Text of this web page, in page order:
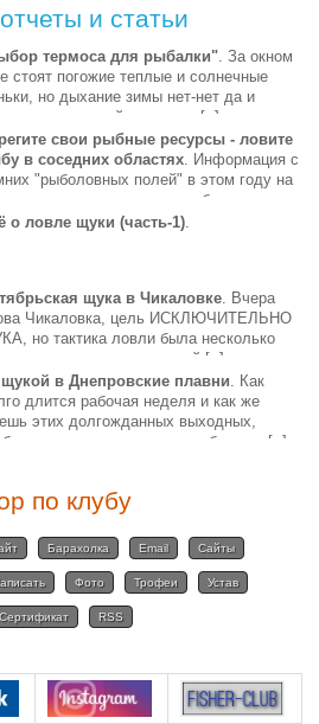
и статьи
термоса для рыбалки". За окном
стоят погожие теплые и солнечные
но дыхание зимы нет-нет да и
уже сейчас этими [..]
свои рыбные ресурсы - ловите
в соседних областях. Информация с
"рыболовных полей" в этом году на
противоречива, что собираясь за
волей-н [..]
о ловле щуки (часть-1).
щука в Чикаловке. Вчера
Чикаловка, цель ИСКЛЮЧИТЕЛЬНО
но тактика ловли была несколько
по причине того, что мой [..]
в Днепровские плавни. Как
длится рабочая неделя и как же
этих долгожданных выходных,
снова ощутить радость общения [..]
по клубу
Барахолка Email Сайты
Фото Трофеи Устав
Сертификат RSS